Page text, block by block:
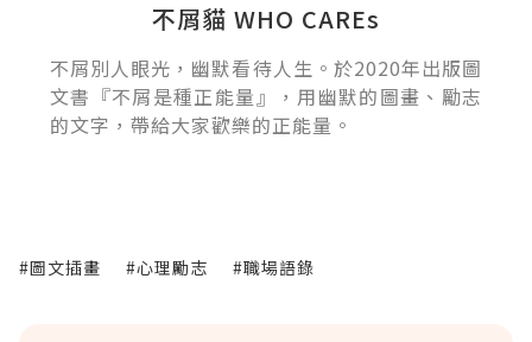
不屑貓 WHO CAREs
不屑別人眼光，幽默看待人生。於2020年出版圖
文書『不屑是種正能量』，用幽默的圖畫、勵志
的文字，帶給大家歡樂的正能量。
#圖文插畫 #心理勵志 #職場語錄